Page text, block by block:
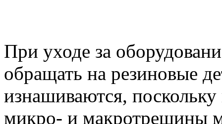
При уходе за
обращать на резиновые
изнашиваются,
микро- и макротрещины